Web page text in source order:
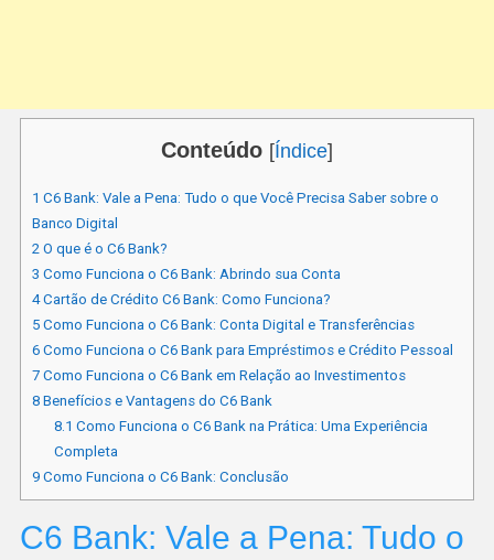
Conteúdo [Índice]
1 C6 Bank: Vale a Pena: Tudo o que Você Precisa Saber sobre o
Banco Digital
2 O que é o C6 Bank?
3 Como Funciona o C6 Bank: Abrindo sua Conta
4Cartão de Crédito C6 Bank: Como Funciona?
5Como Funciona o C6 Bank: Conta Digital e Transferências
6Como Funciona o C6 Bank para Empréstimos e Crédito Pessoal
7Como Funciona o C6 Bank em Relação ao Investimentos
8Benefícios e Vantagens do C6 Bank
8.1 Como Funciona o C6 Bank na Prática: Uma Experiência
Completa
9Como Funciona o C6 Bank: Conclusão
C6 Bank: Vale a Pena: Tudo o